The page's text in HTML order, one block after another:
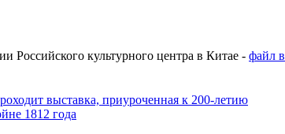
Российского культурного центра в Китае - файл в
выставка, приуроченная к 200-летию
1812 года